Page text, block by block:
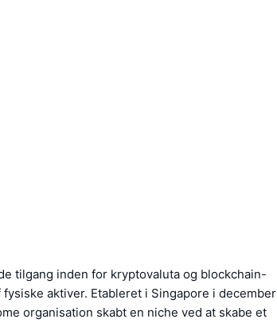
tilgang inden for kryptovaluta og blockchain-
aktiver. Etableret i Singapore i december
organisation skabt en niche ved at skabe et